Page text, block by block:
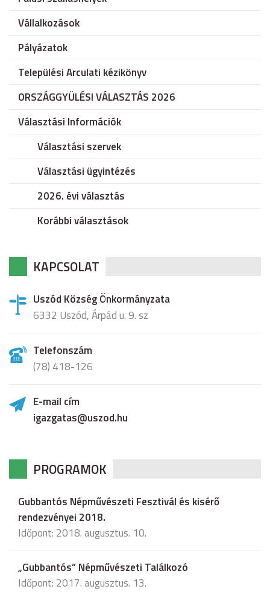
Vállalkozások
Pályázatok
Települési Arculati kézikönyv
ORSZÁGGYÜLÉSI VÁLASZTÁS 2026
Választási Információk
Választási szervek
Választási ügyintézés
2026. évi választás
Korábbi választások
KAPCSOLAT
Uszód Község Önkormányzata
6332 Uszód, Árpád u. 9. sz
Telefonszám
(78) 418-126
E-mail cím
igazgatas@uszod.hu
PROGRAMOK
Gubbantós Népművészeti Fesztivál és kisérő
rendezvényei 2018.
Időpont: 2018. augusztus. 10.
„Gubbantós” Népművészeti Találkozó
Időpont: 2017. augusztus. 13.